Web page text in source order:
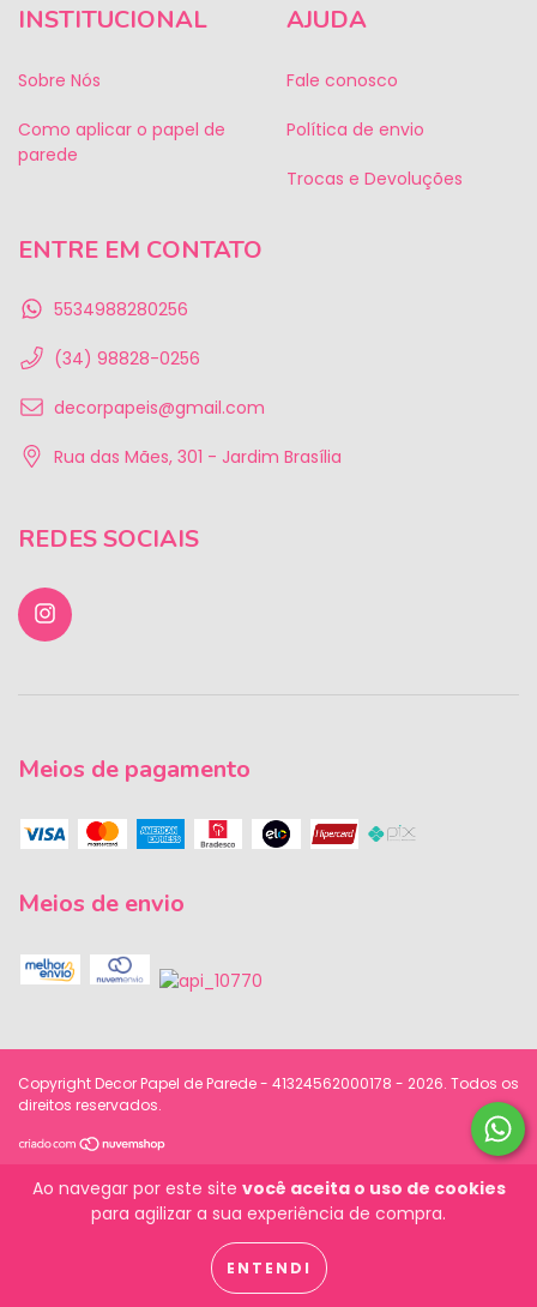
Ao navegar por este site você aceita o uso de cookies
para agilizar a sua experiência de compra.
ENTENDI
INSTITUCIONAL
Sobre Nós
Como aplicar o papel de
parede
AJUDA
Fale conosco
Política de envio
Trocas e Devoluções
ENTRE EM CONTATO
5534988280256
(34) 98828-0256
decorpapeis@gmail.com
Rua das Mães, 301 - Jardim Brasília
REDES SOCIAIS
Meios de pagamento
Meios de envio
Copyright Decor Papel de Parede - 41324562000178 - 2026. Todos os
direitos reservados.